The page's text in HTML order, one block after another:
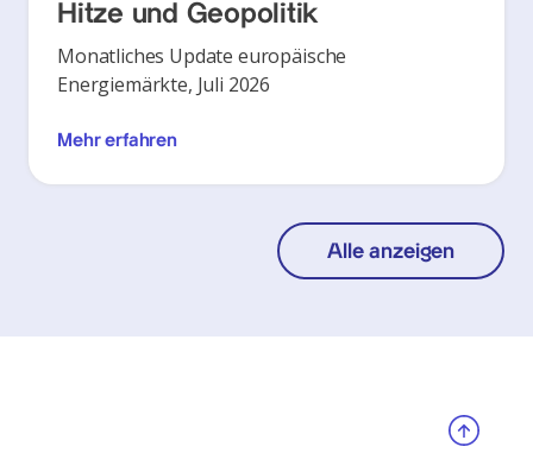
Hitze und Geopolitik
Monatliches Update europäische
Energiemärkte, Juli 2026
Mehr erfahren
Alle anzeigen